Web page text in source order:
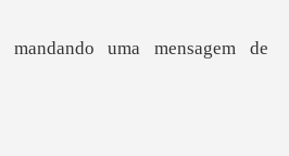
mandando uma m